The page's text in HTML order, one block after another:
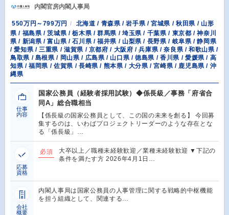
内閣官房内閣人事局
550万円～799万円
北海道 / 青森県 / 岩手県 / 宮城県 / 秋田県 / 山形
県 / 福島県 / 茨城県 / 栃木県 / 群馬県 / 埼玉県 / 千葉県 / 東京都 / 神奈川
県 / 新潟県 / 富山県 / 石川県 / 福井県 / 山梨県 / 長野県 / 岐阜県 / 静岡県
/ 愛知県 / 三重県 / 滋賀県 / 京都府 / 大阪府 / 兵庫県 / 奈良県 / 和歌山県 /
鳥取県 / 島根県 / 岡山県 / 広島県 / 山口県 / 徳島県 / 香川県 / 愛媛県 / 高
知県 / 福岡県 / 佐賀県 / 長崎県 / 熊本県 / 大分県 / 宮崎県 / 鹿児島県 / 沖
縄県
仕事
内容
国家公務員（経験者採用試験）◆係長級／事務「府省合
同A」総合職相当
【係長級の国家公務員として、この国の未来を創る】 今回募
集するのは、いわばプロジェクトリーダーのような存在とな
る「係長級」…
応募
資格
必須
大卒以上／職種未経験歓迎／業種未経験歓迎 ▼下記の
条件を満たす方 2026年4月1日…
会社
概要
内閣⼈事局は国家公務員の⼈事管理に関する戦略的中枢機能
を担う組織として、関連する…